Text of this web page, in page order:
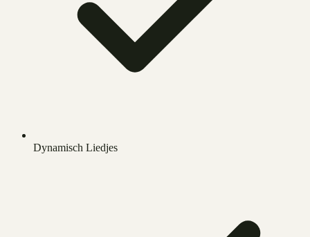
Dynamisch Liedjes